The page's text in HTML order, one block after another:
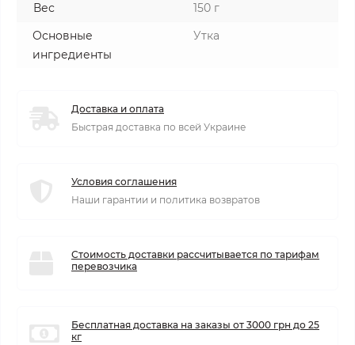
Вес
150 г
Основные
ингредиенты
Утка
Доставка и оплата
Быстрая доставка по всей Украине
Условия соглашения
Наши гарантии и политика возвратов
Стоимость доставки рассчитывается по тарифам
перевозчика
Бесплатная доставка на заказы от 3000 грн до 25
кг